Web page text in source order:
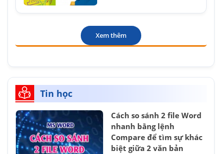
Xem thêm
Tin học
Cách so sánh 2 file Word
nhanh bằng lệnh
Compare để tìm sự khác
biệt giữa 2 văn bản